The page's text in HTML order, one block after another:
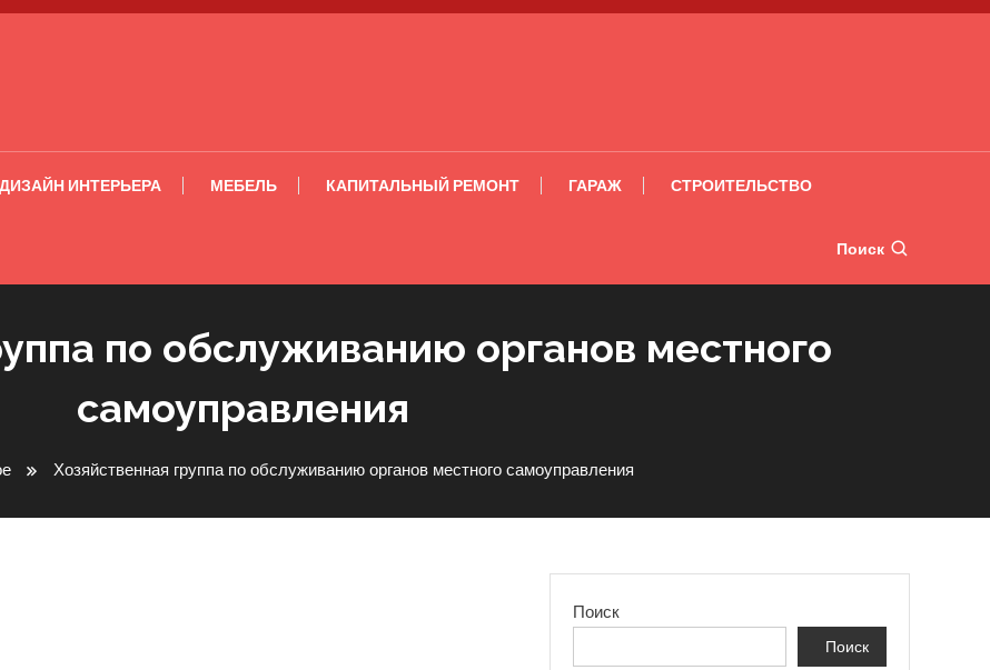
ДИЗАЙН ИНТЕРЬЕРА МЕБЕЛЬ КАПИТАЛЬНЫЙ РЕМОНТ ГАРАЖ СТРОИТЕЛЬСТВО
Поиск
по обслуживанию органов местного
самоуправления
Хозяйственная группа по обслуживанию органов местного самоуправления
Поиск
Поиск